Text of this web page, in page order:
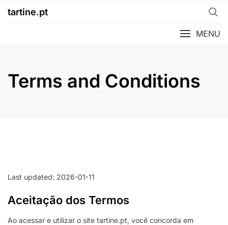
tartine.pt
MENU
Terms and Conditions
Last updated: 2026-01-11
Aceitação dos Termos
Ao acessar e utilizar o site tartine.pt, você concorda em